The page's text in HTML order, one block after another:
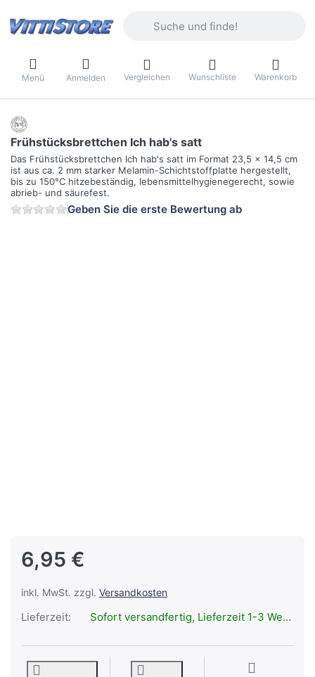
Menü Anmelden Vergleichen Wunschliste Warenkorb
Frühstücksbrettchen Ich hab's satt
Das Frühstücksbrettchen Ich hab's satt im Format 23,5 x 14,5 cm
ist aus ca. 2 mm starker Melamin-Schichtstoffplatte hergestellt,
bis zu 150°C hitzebeständig, lebensmittelhygienegerecht, sowie
abrieb- und säurefest.
Geben Sie die erste Bewertung ab
6,95 €
inkl. MwSt. zzgl. Versandkosten
Lieferzeit: Sofort versandfertig, Lieferzeit 1-3 Werktage.